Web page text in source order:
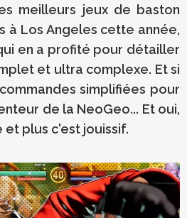
meilleurs jeux de baston
à Los Angeles cette année,
en a profité pour détailler
et ultra complexe. Et si
simplifiées pour
de la NeoGeo... Et oui,
plus c'est jouissif.